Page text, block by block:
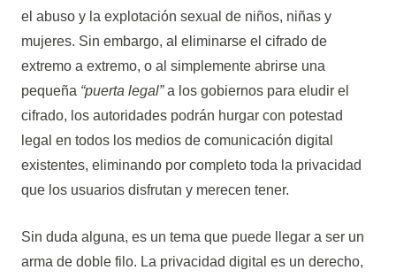
el abuso y la explotación sexual de niños, niñas y
mujeres. Sin embargo, al eliminarse el cifrado de
extremo a extremo, o al simplemente abrirse una
pequeña “puerta legal”a los gobiernos para eludir el
cifrado, los autoridades podrán hurgar con potestad
legal en todos los medios de comunicación digital
existentes, eliminando por completo toda la privacidad
que los usuarios disfrutan y merecen tener.
Sin duda alguna, es un tema que puede llegar a ser un
arma de doble filo. La privacidad digital es un derecho,